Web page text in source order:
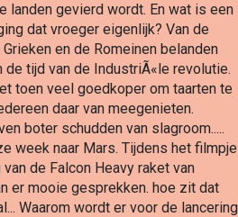
landen gevierd wordt. En wat is een
dat vroeger eigenlijk? Van de
en de Romeinen belanden
tijd van de IndustriÃ«le revolutie.
toen veel goedkoper om taarten te
daar van meegenieten.
boter schudden van slagroom.....
week naar Mars. Tijdens het filmpje
de Falcon Heavy raket van
er mooie gesprekken. hoe zit dat
Waarom wordt er voor de lancering